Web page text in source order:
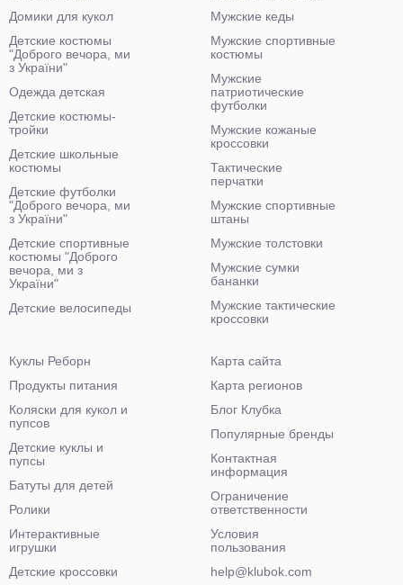
Домики для кукол
Детские костюмы
"Доброго вечора, ми
з України"
Одежда детская
Детские костюмы-
тройки
Детские школьные
костюмы
Детские футболки
"Доброго вечора, ми
з України"
Детские спортивные
костюмы "Доброго
вечора, ми з
України"
Детские велосипеды
Мужские кеды
Мужские спортивные
костюмы
Мужские
патриотические
футболки
Мужские кожаные
кроссовки
Тактические
перчатки
Мужские спортивные
штаны
Мужские толстовки
Мужские сумки
бананки
Мужские тактические
кроссовки
Куклы Реборн
Продукты питания
Коляски для кукол и
пупсов
Детские куклы и
пупсы
Батуты для детей
Ролики
Интерактивные
игрушки
Детские кроссовки
Карта сайта
Карта регионов
Блог Клубка
Популярные бренды
Контактная
информация
Ограничение
ответственности
Условия
пользования
help@klubok.com